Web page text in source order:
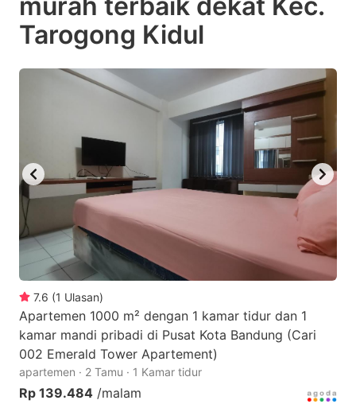
date.
Press
the
question
to
get
the
keyboard
shortcuts
for
changing
dates.
date.
question
mark
key
to
get
the
shortcuts
dates.
Tarogong Kidul
7.6 (1 Ulasan)
Apartemen 1000 m² dengan 1 kamar tidur dan 1
kamar mandi pribadi di Pusat Kota Bandung (Cari
002 Emerald Tower Apartement)
apartemen · 2 Tamu · 1 Kamar tidur
Rp 139.484 /malam